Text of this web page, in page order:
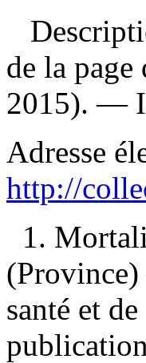
de la
2015). —
Adresse
http://
1.
santé et